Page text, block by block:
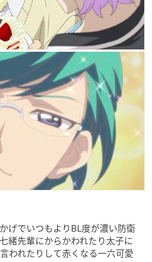
げでいつもよりBL度が濃い防衛
先輩にからかわれたり太子に
われたりして赤くなる一六可愛